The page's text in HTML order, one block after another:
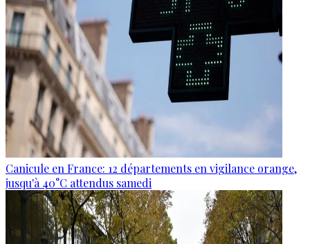
Canicule en France: 12 départements en vigilance orange,
jusqu'à 40°C attendus samedi